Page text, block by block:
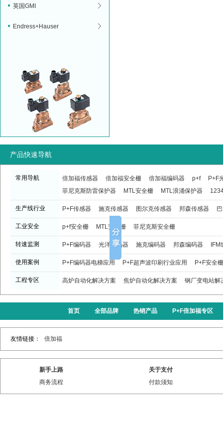
英国GMI
Endress+Hauser
产品快速导航
常用导航 倍加福传感器 倍加福安全栅 倍加福编码器 p+f
P+F
菲尼克斯防雷保护器
MTL安全栅 MTL浪涌保护器
生产线行业 P+F传感器 施克传感器 图尔克传感器 邦森传感器
工业安全 p+f安全栅 MTL安全栅 菲尼克斯安全栅
转速监测 P+F编码器 光洋编码器 施克编码器 邦森编码器
使用案例 P+F编码器电梯应用 P+F超声波印刷行业应用 P+F安全
工程专区 高炉自动化解决方案 焦炉自动化解决方案 钢厂变电站解
首页 全部品牌 热销产品 P+F倍加福专区
友情链接： 倍加福
新手上路
商务流程
关于支付
付款须知